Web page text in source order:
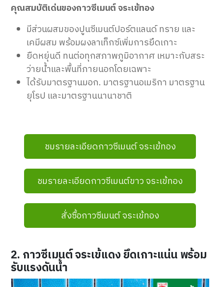
คุณสมบัติเด่นของกาวซีเมนต์ จระเข้ทอง
มีส่วนผสมของปูนซีเมนต์ปอร์ตแลนด์ ทราย และ
เคมีผสม พร้อมผงลาเท็กซ์เพิ่มการยึดเกาะ
ยืดหยุ่นดี ทนต่อทุกสภาพภูมิอากาศ เหมาะกับสระ
ว่ายน้ำและพื้นที่ภายนอกโดยเฉพาะ
ได้รับมาตรฐานมอก. มาตรฐานอเมริกา มาตรฐาน
ยุโรป และมาตรฐานนานาชาติ
ชมรายละเอียดกาวซีเมนต์ จระเข้ทอง
ชมรายละเอียดกาวซีเมนต์ขาว จระเข้ทอง
สั่งซื้อกาวซีเมนต์ จระเข้ทอง
2. กาวซีเมนต์ จระเข้แดง ยึดเกาะแน่น พร้อม
รับแรงดันน้ำ